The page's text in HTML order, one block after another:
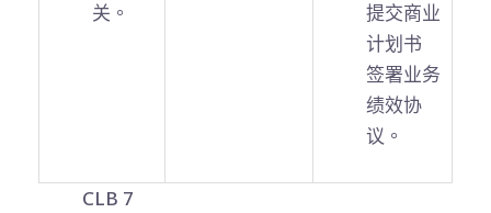
关。
提交商业
计划书
签署业务
绩效协
议。
CLB 7